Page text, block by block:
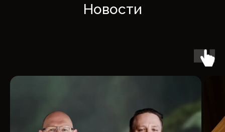
Новости